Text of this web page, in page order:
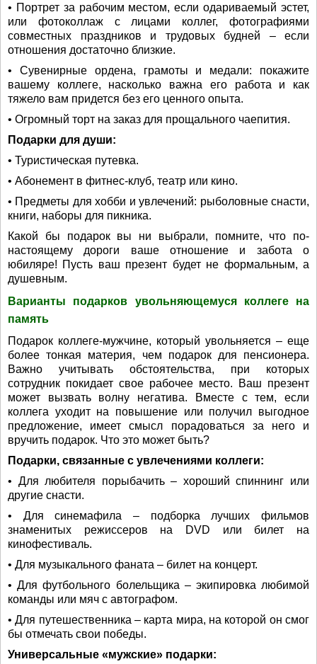
• Портрет за рабочим местом, если одариваемый эстет,
или фотоколлаж с лицами коллег, фотографиями
совместных праздников и трудовых будней – если
отношения достаточно близкие.
• Сувенирные ордена, грамоты и медали: покажите
вашему коллеге, насколько важна его работа и как
тяжело вам придется без его ценного опыта.
• Огромный торт на заказ для прощального чаепития.
Подарки для души:
• Туристическая путевка.
• Абонемент в фитнес-клуб, театр или кино.
• Предметы для хобби и увлечений: рыболовные снасти,
книги, наборы для пикника.
Какой бы подарок вы ни выбрали, помните, что по-
настоящему дороги ваше отношение и забота о
юбиляре! Пусть ваш презент будет не формальным, а
душевным.
Варианты подарков увольняющемуся коллеге на
память
Подарок коллеге-мужчине, который увольняется – еще
более тонкая материя, чем подарок для пенсионера.
Важно учитывать обстоятельства, при которых
сотрудник покидает свое рабочее место. Ваш презент
может вызвать волну негатива. Вместе с тем, если
коллега уходит на повышение или получил выгодное
предложение, имеет смысл порадоваться за него и
вручить подарок. Что это может быть?
Подарки, связанные с увлечениями коллеги:
• Для любителя порыбачить – хороший спиннинг или
другие снасти.
• Для синемафила – подборка лучших фильмов
знаменитых режиссеров на DVD или билет на
кинофестиваль.
• Для музыкального фаната – билет на концерт.
• Для футбольного болельщика – экипировка любимой
команды или мяч с автографом.
• Для путешественника – карта мира, на которой он смог
бы отмечать свои победы.
Универсальные «мужские» подарки: